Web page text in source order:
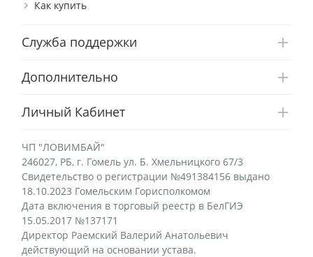
Как купить
Служба поддержки
Дополнительно
Личный Кабинет
ЧП "ЛОВИМБАЙ"
246027, РБ, г. Гомель ул. Б. Хмельницкого 67/3
Свидетельство о регистрации №491384156 выдано
18.10.2023 Гомельским Горисполкомом
Дата включения в торговый реестр в БелГИЭ
15.05.2017 №137171
Директор Раемский Валерий Анатольевич
действующий на основании устава.